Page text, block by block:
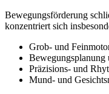
Bewegungsförderung
konzentriert sich
Grob- und
Bewegungsplanung
Präzisions- und
Mund- und